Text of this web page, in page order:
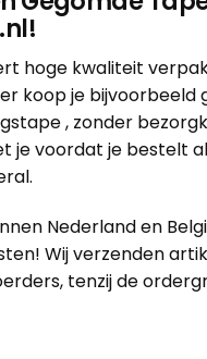
hoge kwaliteit
koop je
, zonder
je voordat je bestelt
Nederland en
Wij verzenden
tenzij de